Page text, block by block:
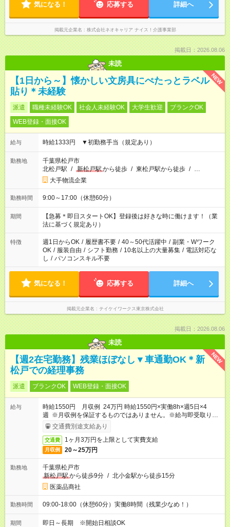
気になる！ 応募する 詳細へ
掲載元企業名 株式会社ネオキャリア ナイス！介護事業部
掲載日：2026.08.06
未読
NEW
【1日から～】懐かしい文房具にぺたっとラベル
貼り＊未経験
派遣 職種未経験OK 社会人未経験OK 大学生歓迎
ブランクOK
WEB登録・面接OK
給与 時給1333円 ▼初勤務手当（規定あり）
勤務地
千葉県松戸市
北松戸駅 / 新松戸駅から徒歩 / 東松戸駅から徒歩 / …
大手物流企業
勤務時間 9:00～17:00（休憩60分）
期間
【急募＊即日スタートOK】登録後は好きな時に働けます！（業
法に基づく規定あり）
特徴 週1日からOK / 履歴書不要 / 40～50代活躍中 / 副業・Wワーク
OK / 服装自由 / シフト勤務 / 10名以上の大量募集 / 電話対応な
し / パソコンスキル不要
気になる！ 応募する 詳細へ
掲載元企業名 テイケイワークス東京株式会社
掲載日：2026.08.06
未読
NEW
【週2在宅勤務】残業ほぼなし▼車通勤OK＊新
松戸での経理事務
派遣 ブランクOK WEB登録・面接OK
給与
時給1550円 月収例 24万円 時給1550円×実働8h×週5日×4
週 ※月収例を保証するものではありません。※給与即受取りサ
ービス利用可（利用条件有）
交通費別途支給あり
交通費 1ヶ月3万円を上限として実費支給
月収例 20～25万円
勤務地
千葉県松戸市
新松戸駅から徒歩9分 / 北小金駅から徒歩15分
医薬品商社
勤務時間 09:00-18:00（休憩60分）実働8時間（残業少なめ！）
期間 即日～長期 ※開始日相談OK